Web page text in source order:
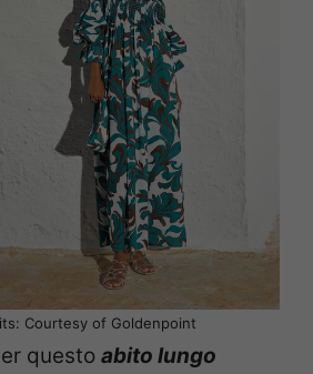
Courtesy of Goldenpoint
questo abito lungo